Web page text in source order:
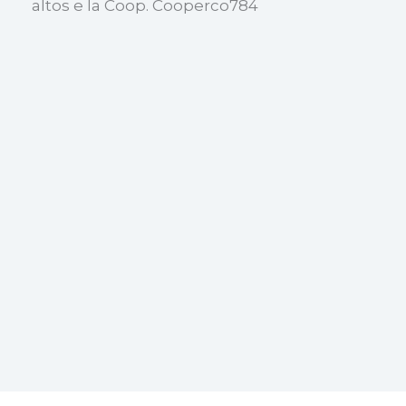
altos e la Coop. Cooperco784